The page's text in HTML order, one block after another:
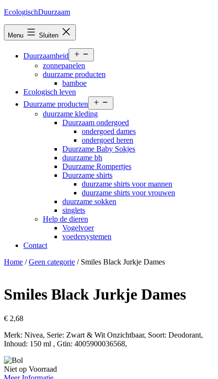
Ga
inhoud
EcologischDuurzaam
Menu Sluiten
Duurzaamheid
menu
zonnepanelen
duurzame producten
bamboe
Ecologisch leven
Duurzame producten
menu
duurzame kleding
Duurzaam ondergoed
ondergoed dames
ondergoed heren
Duurzame Baby Sokjes
duurzame bh
Duurzame Rompertjes
Duurzame shirts
duurzame shirts voor mannen
duurzame shirts voor vrouwen
duurzame sokken
singlets
Help de dieren
Vogelvoer
voedersystemen
Contact
Home /Geen categorie / Smiles Black Jurkje Dames
Smiles Black Jurkje Dames
€ 2,68
Merk: Nivea, Serie: Zwart & Wit Onzichtbaar, Soort: Deodorant,
Inhoud: 150 ml , Gtin: 4005900036568,
Niet op Voorraad